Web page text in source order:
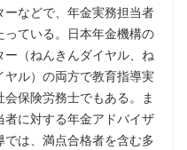
ーなどで、年金実務担当者
っている。日本年金機構の
ー（ねんきんダイヤル、ね
ヤル）の両方で教育指導実
保険労務士でもある。ま
者に対する年金アドバイザ
では、満点合格者を含む多